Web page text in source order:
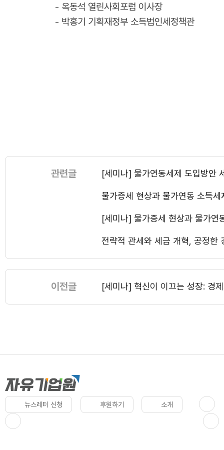
- 옥동석 열린사회포럼 이사장
- 박홍기 기획재정부 소득법인세정책관
관련글 [세미나] 물가연동세제 도입방안
물가증세 현상과 물가연동 소득세
[세미나] 물가증세 현상과 물가연
전략적 관세와 세금 개혁, 공정한
이전글 [세미나] 혁신이 이끄는 성장: 경
뉴스레터 신청 후원하기 소개